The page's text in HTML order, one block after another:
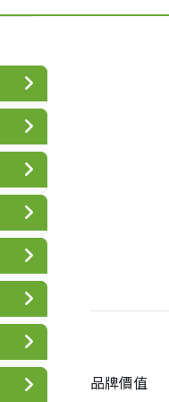
品牌價值